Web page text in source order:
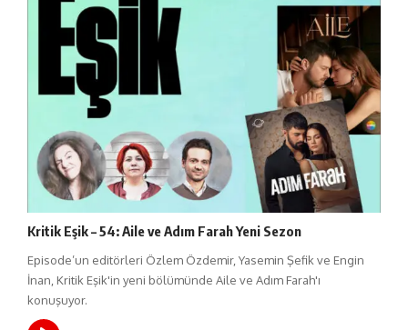
Kritik Eşik – 54: Aile ve Adım Farah Yeni Sezon
Episode’un editörleri Özlem Özdemir, Yasemin Şefik ve Engin
İnan, Kritik Eşik'in yeni bölümünde Aile ve Adım Farah'ı
konuşuyor.